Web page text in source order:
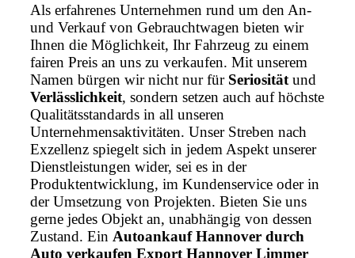
Als erfahrenes Unternehmen rund um den An-
und Verkauf von Gebrauchtwagen bieten wir
Ihnen die Möglichkeit, Ihr Fahrzeug zu einem
fairen Preis an uns zu verkaufen. Mit unserem
Namen bürgen wir nicht nur für Seriosität und
Verlässlichkeit, sondern setzen auch auf höchste
Qualitätsstandards in all unseren
Unternehmensaktivitäten. Unser Streben nach
Exzellenz spiegelt sich in jedem Aspekt unserer
Dienstleistungen wider, sei es in der
Produktentwicklung, im Kundenservice oder in
der Umsetzung von Projekten. Bieten Sie uns
gerne jedes Objekt an, unabhängig von dessen
Zustand. Ein Autoankauf Hannover durch
Auto verkaufen Export Hannover Limmer